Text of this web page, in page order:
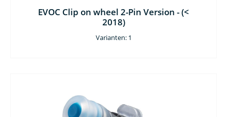
EVOC Clip on wheel 2-Pin Version - (<
2018)
Varianten: 1